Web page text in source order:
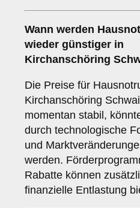
Wann werden
wieder günstiger in
Kirchanschöring
Die Preise für
Kirchanschöring
momentan stabil,
durch technologische
und
werden.
Rabatte können
finanzielle Entlastung